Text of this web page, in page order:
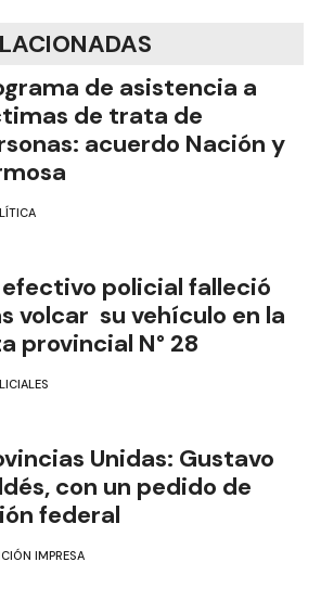
de asistencia a
de trata de
acuerdo Nación y
efectivo policial falleció
volcar su vehículo en la
provincial N° 28
Unidas: Gustavo
con un pedido de
federal
IMPRESA